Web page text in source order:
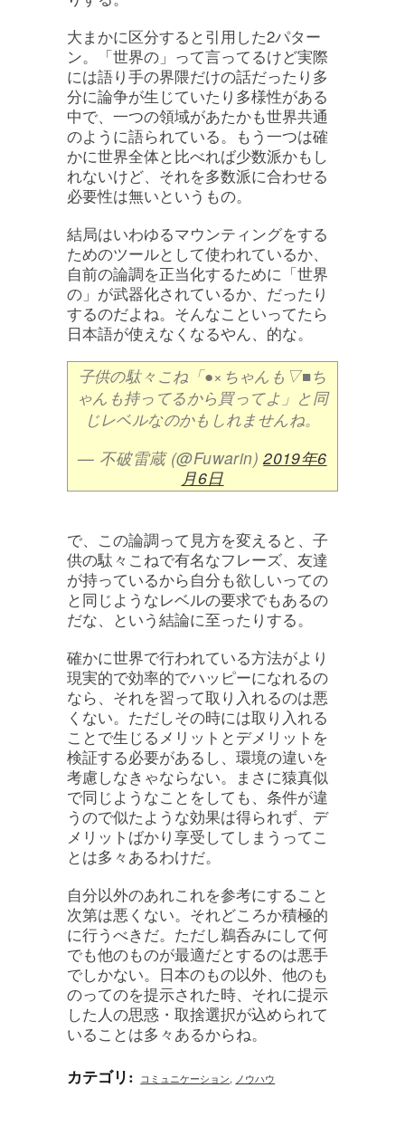
大まかに区分すると引用した2パター
ン。「世界の」って言ってるけど実際
には語り手の界隈だけの話だったり多
分に論争が生じていたり多様性がある
中で、一つの領域があたかも世界共通
のように語られている。もう一つは確
かに世界全体と比べれば少数派かもし
れないけど、それを多数派に合わせる
必要性は無いというもの。
結局はいわゆるマウンティングをする
ためのツールとして使われているか、
自前の論調を正当化するために「世界
の」が武器化されているか、だったり
するのだよね。そんなこといってたら
日本語が使えなくなるやん、的な。
子供の駄々こね「●×ちゃんも▽■ち
ゃんも持ってるから買ってよ」と同
じレベルなのかもしれませんね。
— 不破雷蔵 (@Fuwarin)2019年6
月6日
で、この論調って見方を変えると、子
供の駄々こねで有名なフレーズ、友達
が持っているから自分も欲しいっての
と同じようなレベルの要求でもあるの
だな、という結論に至ったりする。
確かに世界で行われている方法がより
現実的で効率的でハッピーになれるの
なら、それを習って取り入れるのは悪
くない。ただしその時には取り入れる
ことで生じるメリットとデメリットを
検証する必要があるし、環境の違いを
考慮しなきゃならない。まさに猿真似
で同じようなことをしても、条件が違
うので似たような効果は得られず、デ
メリットばかり享受してしまうってこ
とは多々あるわけだ。
自分以外のあれこれを参考にすること
次第は悪くない。それどころか積極的
に行うべきだ。ただし鵜呑みにして何
でも他のものが最適だとするのは悪手
でしかない。日本のもの以外、他のも
のってのを提示された時、それに提示
した人の思惑・取捨選択が込められて
いることは多々あるからね。
カテゴリ: コミュニケーション, ノウハウ